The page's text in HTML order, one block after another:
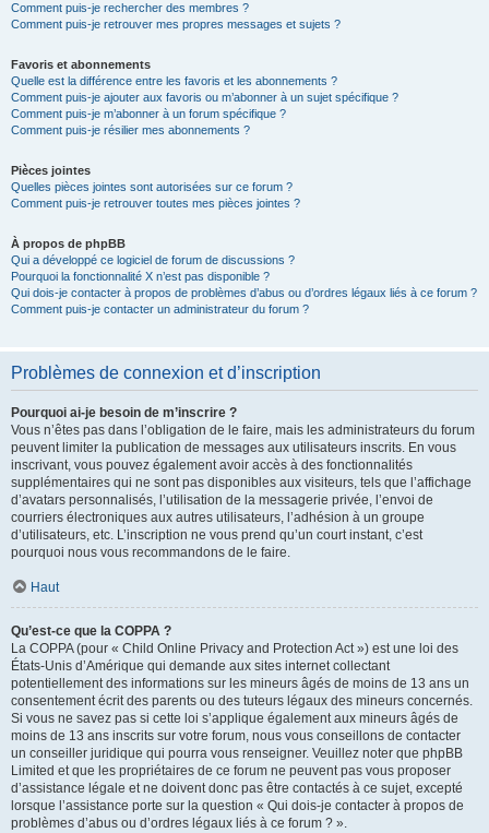
Comment puis-je rechercher des membres ?
Comment puis-je retrouver mes propres messages et sujets ?
Favoris et abonnements
Quelle est la différence entre les favoris et les abonnements ?
Comment puis-je ajouter aux favoris ou m’abonner à un sujet spécifique ?
Comment puis-je m’abonner à un forum spécifique ?
Comment puis-je résilier mes abonnements ?
Pièces jointes
Quelles pièces jointes sont autorisées sur ce forum ?
Comment puis-je retrouver toutes mes pièces jointes ?
À propos de phpBB
Qui a développé ce logiciel de forum de discussions ?
Pourquoi la fonctionnalité X n’est pas disponible ?
Qui dois-je contacter à propos de problèmes d’abus ou d’ordres légaux liés à ce forum ?
Comment puis-je contacter un administrateur du forum ?
Problèmes de connexion et d’inscription
Pourquoi ai-je besoin de m’inscrire ?
Vous n’êtes pas dans l’obligation de le faire, mais les administrateurs du forum
peuvent limiter la publication de messages aux utilisateurs inscrits. En vous
inscrivant, vous pouvez également avoir accès à des fonctionnalités
supplémentaires qui ne sont pas disponibles aux visiteurs, tels que l’affichage
d’avatars personnalisés, l’utilisation de la messagerie privée, l’envoi de
courriers électroniques aux autres utilisateurs, l’adhésion à un groupe
d’utilisateurs, etc. L’inscription ne vous prend qu’un court instant, c’est
pourquoi nous vous recommandons de le faire.
Haut
Qu’est-ce que la COPPA ?
La COPPA (pour « Child Online Privacy and Protection Act ») est une loi des
États-Unis d’Amérique qui demande aux sites internet collectant
potentiellement des informations sur les mineurs âgés de moins de 13 ans un
consentement écrit des parents ou des tuteurs légaux des mineurs concernés.
Si vous ne savez pas si cette loi s’applique également aux mineurs âgés de
moins de 13 ans inscrits sur votre forum, nous vous conseillons de contacter
un conseiller juridique qui pourra vous renseigner. Veuillez noter que phpBB
Limited et que les propriétaires de ce forum ne peuvent pas vous proposer
d’assistance légale et ne doivent donc pas être contactés à ce sujet, excepté
lorsque l’assistance porte sur la question « Qui dois-je contacter à propos de
problèmes d’abus ou d’ordres légaux liés à ce forum ? ».